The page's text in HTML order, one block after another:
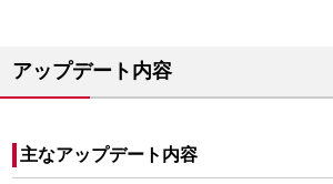
アップデート内容
主なアップデート内容